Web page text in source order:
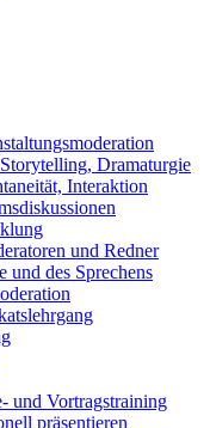
Dramaturgie
Interaktion
und Redner
und des Sprechens
und Vortragstraining
präsentieren